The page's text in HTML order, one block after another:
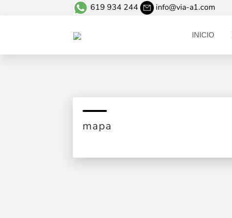
619 934 244 info@via-a1.com
INICIO
mapa